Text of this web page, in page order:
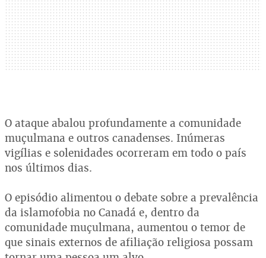
O ataque abalou profundamente a comunidade
muçulmana e outros canadenses. Inúmeras
vigílias e solenidades ocorreram em todo o país
nos últimos dias.
O episódio alimentou o debate sobre a prevalência
da islamofobia no Canadá e, dentro da
comunidade muçulmana, aumentou o temor de
que sinais externos de afiliação religiosa possam